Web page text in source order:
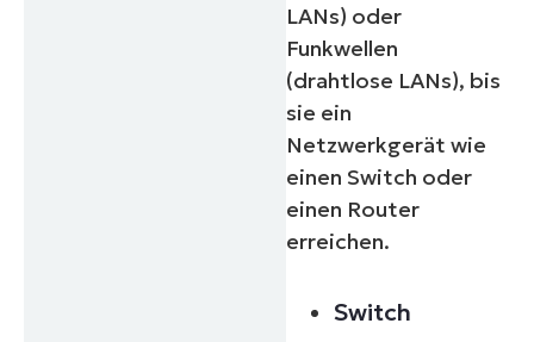
LANs) oder
Funkwellen
(drahtlose LANs), bis
sie ein
Netzwerkgerät wie
einen Switch oder
einen Router
erreichen.
Switch